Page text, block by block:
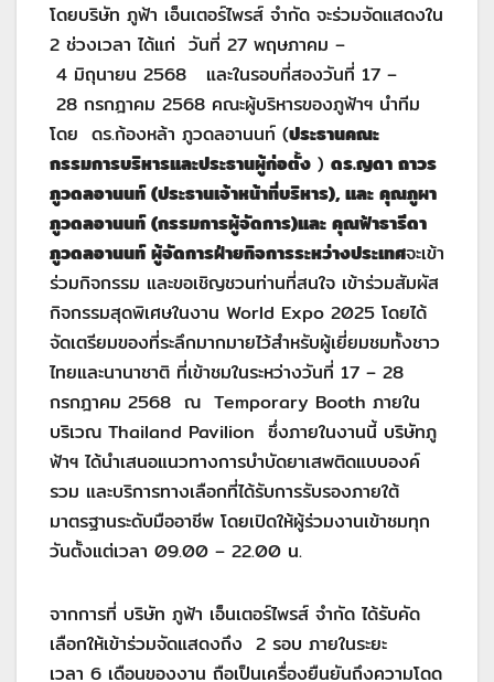
โดยบริษัท ภูฟ้า เอ็นเตอร์ไพรส์ จำกัด จะร่วมจัดแสดงใน
2 ช่วงเวลา ได้แก่ วันที่ 27 พฤษภาคม –
4 มิถุนายน 2568 และในรอบที่สองวันที่ 17 –
28 กรกฎาคม 2568 คณะผู้บริหารของภูฟ้าฯ นำทีม
โดย ดร.ก้องหล้า ภูวดลอานนท์ (ประธานคณะ
กรรมการบริหารและประธานผู้ก่อตั้ง ) ดร.ญดา ถาวร
ภูวดลอานนท์ (ประธานเจ้าหน้าที่บริหาร), และ คุณภูผา
ภูวดลอานนท์ (กรรมการผู้จัดการ)และ คุณฟ้าธารีดา
ภูวดลอานนท์ ผู้จัดการฝ่ายกิจการระหว่างประเทศจะเข้า
ร่วมกิจกรรม และขอเชิญชวนท่านที่สนใจ เข้าร่วมสัมผัส
กิจกรรมสุดพิเศษในงาน World Expo 2025 โดยได้
จัดเตรียมของที่ระลึกมากมายไว้สำหรับผู้เยี่ยมชมทั้งชาว
ไทยและนานาชาติ ที่เข้าชมในระหว่างวันที่ 17 – 28
กรกฎาคม 2568 ณ Temporary Booth ภายใน
บริเวณ Thailand Pavilion ซึ่งภายในงานนี้ บริษัทภู
ฟ้าฯ ได้นำเสนอแนวทางการบำบัดยาเสพติดแบบองค์
รวม และบริการทางเลือกที่ได้รับการรับรองภายใต้
มาตรฐานระดับมืออาชีพ โดยเปิดให้ผู้ร่วมงานเข้าชมทุก
วันตั้งแต่เวลา 09.00 – 22.00 น.
จากการที่ บริษัท ภูฟ้า เอ็นเตอร์ไพรส์ จำกัด ได้รับคัด
เลือกให้เข้าร่วมจัดแสดงถึง 2 รอบ ภายในระยะ
เวลา 6 เดือนของงาน ถือเป็นเครื่องยืนยันถึงความโดด